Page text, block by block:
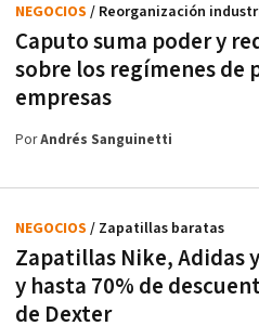
Caputo suma poder y
sobre los regímenes de
empresas
NEGOCIOS / Reorganización
PorAndrés Sanguinetti
Zapatillas Nike, Adidas
y hasta 70% de
de Dexter
NEGOCIOS / Zapatillas baratas